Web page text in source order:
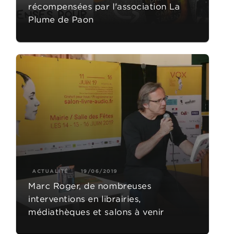
récompensées par l'association La
Plume de Paon
ACTUALITÉ 19/06/2019
Marc Roger, de nombreuses
interventions en librairies,
médiathèques et salons à venir